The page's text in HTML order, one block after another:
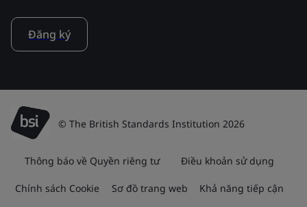
Đăng ký
© The British Standards Institution 2026
Thông báo về Quyền riêng tư Điều khoản sử dụng
Chính sách Cookie Sơ đồ trang web Khả năng tiếp cận